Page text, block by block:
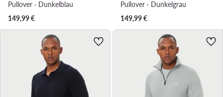
Pullover · Dunkelblau
149,99€
Pullover · Dunkelgrau
149,99€